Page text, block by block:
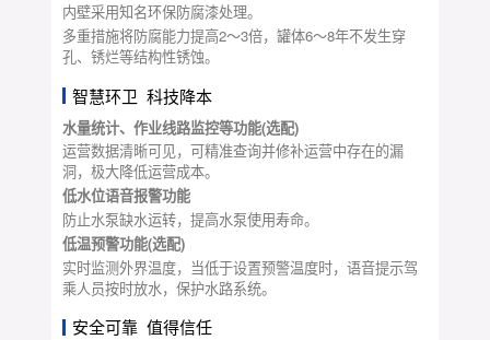
内壁采用知名环保防腐漆处理。
多重措施将防腐能力提高2～3倍，罐体6～8年不发生穿
孔、锈烂等结构性锈蚀。
智慧环卫 科技降本
水量统计、作业线路监控等功能(选配)
运营数据清晰可见，可精准查询并修补运营中存在的漏
洞，极大降低运营成本。
低水位语音报警功能
防止水泵缺水运转，提高水泵使用寿命。
低温预警功能(选配)
实时监测外界温度，当低于设置预警温度时，语音提示驾
乘人员按时放水，保护水路系统。
安全可靠 值得信任